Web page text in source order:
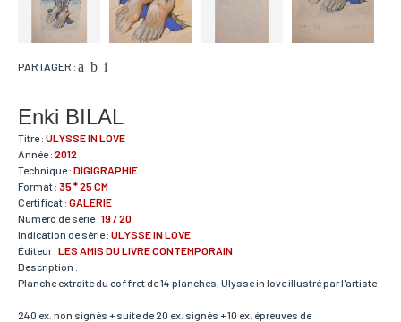
PARTAGER :
Enki BILAL
Titre : ULYSSE IN LOVE
Année : 2012
Technique : DIGIGRAPHIE
Format : 35 * 25 CM
Certificat : GALERIE
Numéro de série : 19 / 20
Indication de série : ULYSSE IN LOVE
Éditeur : LES AMIS DU LIVRE CONTEMPORAIN
Description :
Planche extraite du coffret de 14 planches, Ulysse in love illustré par l'artiste
240 ex. non signés + suite de 20 ex. signés + 10 ex. épreuves de